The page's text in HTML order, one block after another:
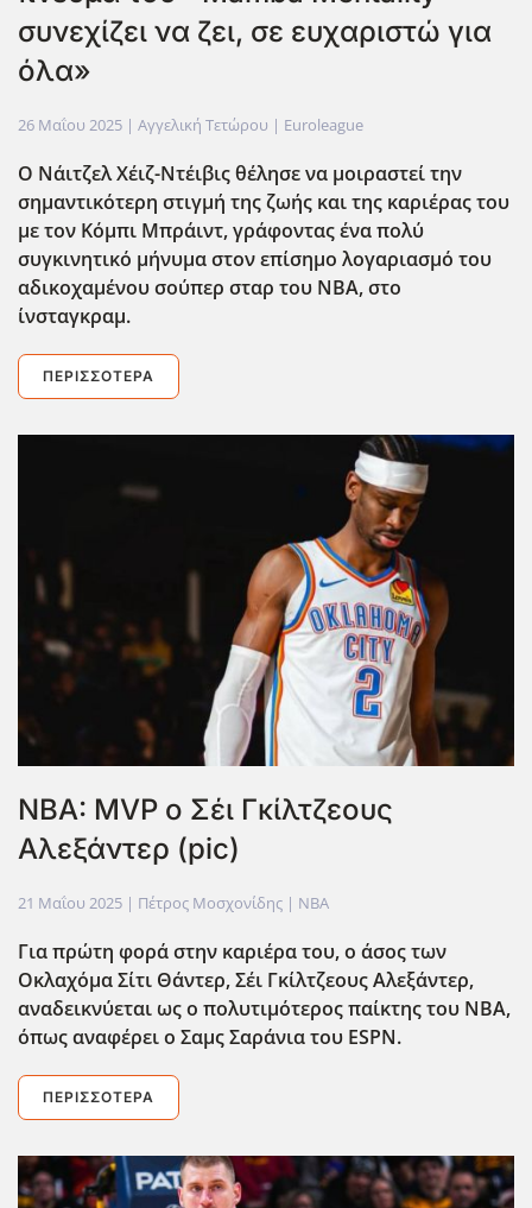
συνεχίζει να ζει, σε ευχαριστώ για
όλα»
26 Μαΐου 2025 | Αγγελική Τετώρου | Euroleague
Ο Νάιτζελ Χέιζ-Ντέιβις θέλησε να μοιραστεί την
σημαντικότερη στιγμή της ζωής και της καριέρας του
με τον Κόμπι Μπράιντ, γράφοντας ένα πολύ
συγκινητικό μήνυμα στον επίσημο λογαριασμό του
αδικοχαμένου σούπερ σταρ του ΝΒΑ,στο
ίνσταγκραμ.
ΠΕΡΙΣΣΌΤΕΡΑ
NBA: MVP ο Σέι Γκίλτζεους
Αλεξάντερ (pic)
21 Μαΐου 2025 | Πέτρος Μοσχονίδης | NBA
Για πρώτη φορά στην καριέρα του, ο άσος των
Οκλαχόμα Σίτι Θάντερ, Σέι Γκίλτζεους Αλεξάντερ,
αναδεικνύεται ως ο πολυτιμότερος παίκτης του ΝΒΑ,
όπως αναφέρει ο Σαμς Σαράνια του ESPN.
ΠΕΡΙΣΣΌΤΕΡΑ